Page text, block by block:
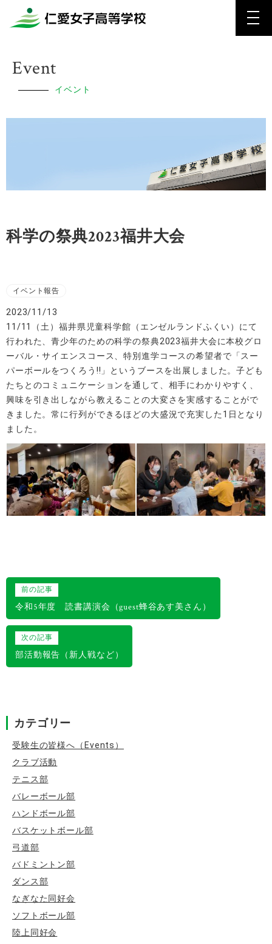
Event
イベント
科学の祭典2023福井大会
イベント報告
2023/11/13
11/11（土）福井県児童科学館（エンゼルランドふくい）にて
行われた、青少年のための科学の祭典2023福井大会に本校グロ
ーバル・サイエンスコース、特別進学コースの希望者で「スー
パーボールをつくろう!!」というブースを出展しました。子ども
たちとのコミュニケーションを通して、相手にわかりやすく、
興味を引き出しながら教えることの大変さを実感することがで
きました。常に行列ができるほどの大盛況で充実した1日となり
ました。
投
稿
ナ
ビ
ゲ
ョ
ン
前の記事
令和5年度 読書講演会（guest蜂谷あす美さん）
次の記事
部活動報告（新人戦など）
カテゴリー
受験生の皆様へ（Events）
クラブ活動
テニス部
バレーボール部
ハンドボール部
バスケットボール部
弓道部
バドミントン部
ダンス部
なぎなた同好会
ソフトボール部
陸上同好会